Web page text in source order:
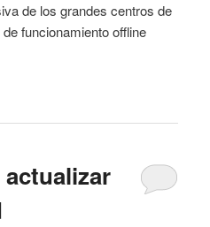
de los grandes centros de
funcionamiento offline